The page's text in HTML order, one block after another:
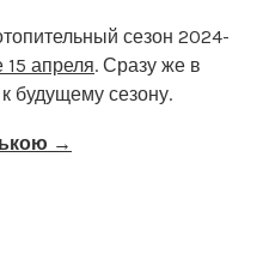
сезон 2024-
апреля. Сразу же в
будущему сезону.
→